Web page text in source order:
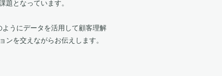
題となっています。
うにデータを活用して顧客理解
を交えながらお伝えします。